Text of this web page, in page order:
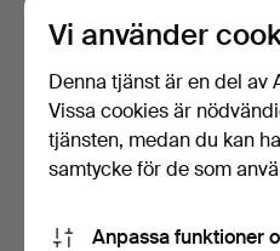
eller logga in
Vi använder
Denna tjänst är en del
Vissa cookies är
tjänsten, medan du kan
samtycke för de som
Anpassa funktioner